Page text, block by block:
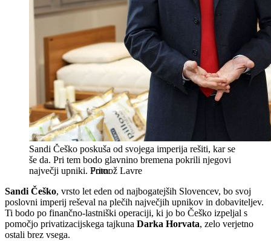
Sandi Češko poskuša od svojega imperija rešiti, kar se
še da. Pri tem bodo glavnino bremena pokrili njegovi
največji upniki. Primož Lavre
Sandi Češko, vrsto let eden od najbogatejših Slovencev, bo svoj
poslovni imperij reševal na plečih največjih upnikov in dobaviteljev.
Ti bodo po finančno-lastniški operaciji, ki jo bo Češko izpeljal s
pomočjo privatizacijskega tajkuna Darka Horvata, zelo verjetno
ostali brez vsega.